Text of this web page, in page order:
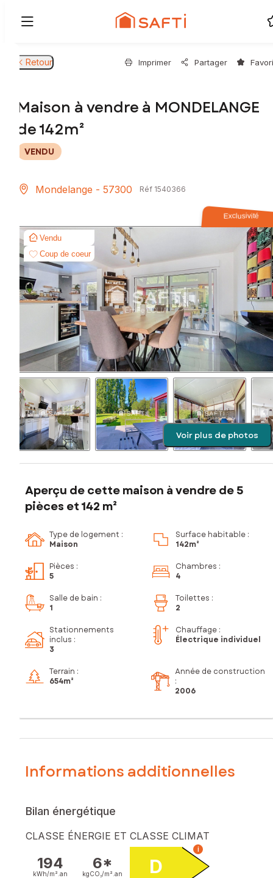
Retour Imprimer Partager
Maison à vendre à MONDELANGE
de 142m²
VENDU
Mondelange - 57300 Réf 1540366
Exclusivité
Vendu
Coup de coeur
Voir plus de photos
Aperçu de cette maison à vendre de 5
pièces et 142 m²
Type de logement :
Maison
Surface habitable :
142m²
Pièces :
5
Chambres :
4
Salle de bain :
1
Toilettes :
2
Stationnements
inclus :
3
Chauffage :
Électrique individuel
Terrain :
654m²
Année de construction
:
2006
Informations additionnelles
Bilan énergétique
CLASSE ÉNERGIE ET CLASSE CLIMAT
194
kWh/m². an
6*
kgCO₂/m². an D
i